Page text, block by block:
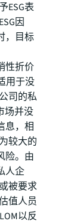
ESG表
因
，目标
性折价
用于没
司的私
场并没
息，相
较大的
险。由
人企
被要求
值人员
以反